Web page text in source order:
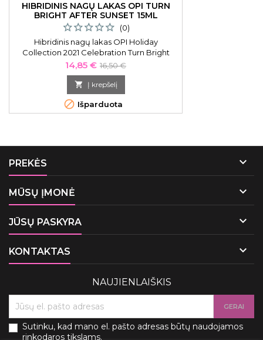
HIBRIDINIS NAGŲ LAKAS OPI TURN
BRIGHT AFTER SUNSET 15ML
(0)
Hibridinis nagų lakas OPI Holiday
Collection 2021 Celebration Turn Bright
After Sunset OPIHRN17, 15 ml
Kaina
14,85 € Bazinė
kaina
16,50 €
 Į krepšelį
 Išparduota
PREKĖS 
MŪSŲ ĮMONĖ 
JŪSŲ PASKYRA 
KONTAKTAS 
NAUJIENLAIŠKIS
Sutinku, kad mano el. pašto adresas būtų naudojamos
rinkodaros tikslams.